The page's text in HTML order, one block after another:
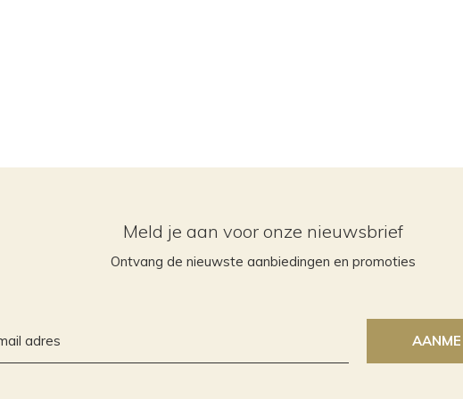
Meld je aan voor onze nieuwsbrief
Ontvang de nieuwste aanbiedingen en promoties